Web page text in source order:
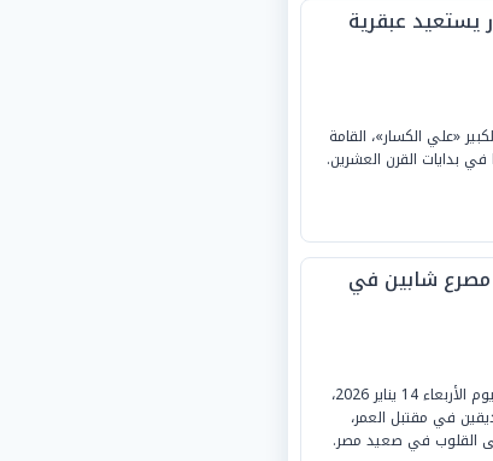
يستعيد عبقرية
«علي الكسار»، القامة
في بدايات القرن العشرين.
مصرع شابين في
خيّم الحزن الشديد على أهالي محافظة قنا، اليوم الأربعاء 14 يناير 2026،
في مقتبل العمر،
القلوب في صعيد مصر.